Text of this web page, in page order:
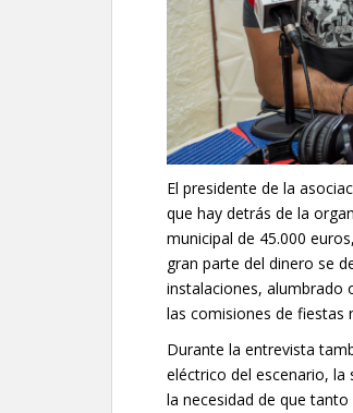
El presidente de la
que hay detrás de la
municipal de 45.000
gran parte del dinero se
instalaciones, alumbrado
las comisiones de fiestas
Durante la entrevista
eléctrico del escenario,
la necesidad de que